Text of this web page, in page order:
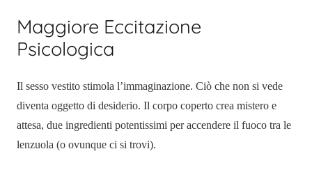
Maggiore Eccitazione
Psicologica
Il sesso vestito stimola l’immaginazione. Ciò che non si vede
diventa oggetto di desiderio. Il corpo coperto crea mistero e
attesa, due ingredienti potentissimi per accendere il fuoco tra le
lenzuola (o ovunque ci si trovi).